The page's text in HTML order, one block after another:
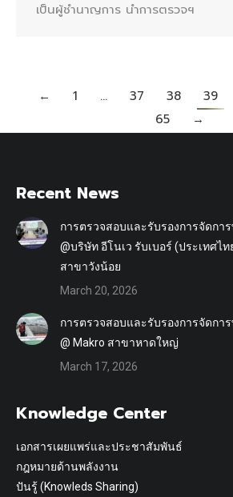
เป็นผู้ชำนาญการ นำการตรวจฯ
← 1 … 37 38 39
65
→
Recent News
การตรวจสอบและรับรองการจัดกา
@บริษัท อีโนเว รับเบอร์ (ประเทศไ
สาขาวังน้อย
March 20, 2026
การตรวจสอบและรับรองการจัดกา
@ Makro สาขาหาดใหญ่
March 17, 2026
Knowledge Center
เอกสารเผยแพร่และประชาสัมพันธ์
กฎหมายด้านพลังงาน
ปันรู้ (Knowleds Sharing)